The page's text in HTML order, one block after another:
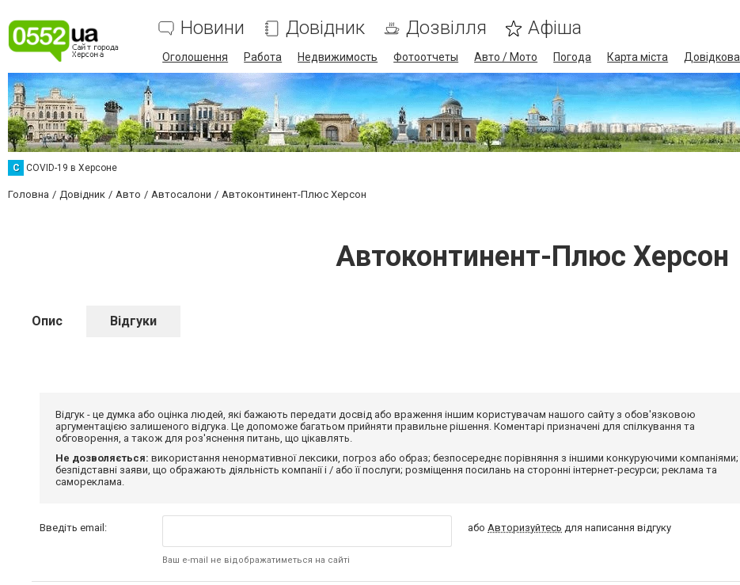
Новини Довідник Дозвілля Афіша
Оголошення Работа Недвижимость Фотоотчеты Авто / Мото Погода Карта міста Довідкова
C COVID-19 в Херсоне
Головна Довідник Авто Автосалони Автоконтинент-Плюс Херсон
Автоконтинент-Плюс Херсон
Опис Відгуки
Відгук - це думка або оцінка людей, які бажають передати досвід або враження іншим користувачам нашого сайту з обов'язковою
аргументацією залишеного відгука. Це допоможе багатьом прийняти правильне рішення. Коментарі призначені для спілкування та
обговорення, а також для роз'яснення питань, що цікавлять.
Не дозволяється: використання ненормативної лексики, погроз або образ; безпосереднє порівняння з іншими конкуруючими компаніями;
безпідставні заяви, що ображають діяльність компанії і / або її послуги; розміщення посилань на сторонні інтернет-ресурси; реклама та
самореклама.
Введіть email:
Ваш e-mail не відображатиметься на сайті
абоАвторизуйтесь для написання відгуку